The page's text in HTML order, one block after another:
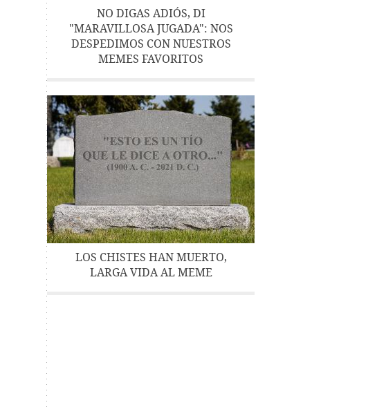
NO DIGAS ADIÓS, DI
"MARAVILLOSA JUGADA": NOS
DESPEDIMOS CON NUESTROS
MEMES FAVORITOS
LOS CHISTES HAN MUERTO,
LARGA VIDA AL MEME